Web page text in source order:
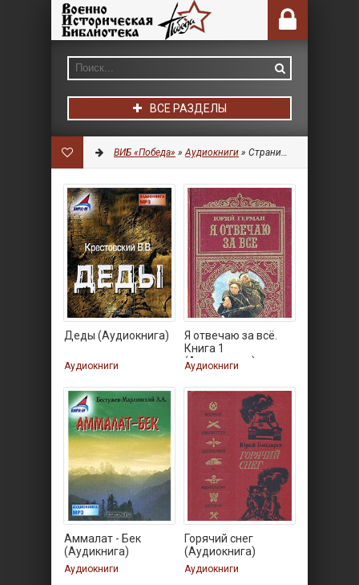
ВСЕ РАЗДЕЛЫ
ВИБ «Победа» »Аудиокниги » Страница 8
Деды (Аудиокнига)
Аудиокниги
Я отвечаю за всё.
Книга 1
(Аудиокнига)
Аудиокниги
Аммалат - Бек
(Аудикнига)
Аудиокниги
Горячий снег
(Аудиокнига)
Аудиокниги